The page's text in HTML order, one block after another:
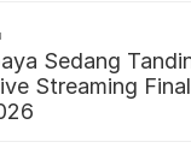
Sedang
Streaming Final